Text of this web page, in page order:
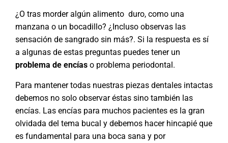
¿O tras morder algún alimento duro, como una
manzana o un bocadillo? ¿Incluso observas las
sensación de sangrado sin más?. Si la respuesta es sí
a algunas de estas preguntas puedes tener un
problema de encías o problema periodontal.
Para mantener todas nuestras piezas dentales intactas
debemos no solo observar éstas sino también las
encías. Las encías para muchos pacientes es la gran
olvidada del tema bucal y debemos hacer hincapié que
es fundamental para una boca sana y por